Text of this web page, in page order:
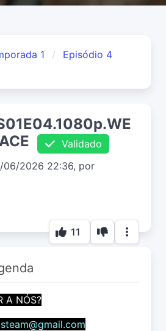
1
Episódio 4
Validado
06/2026 22:36, por
11
A NÓS?